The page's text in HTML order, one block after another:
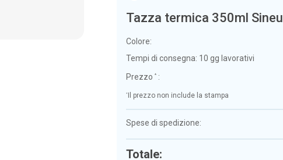
Tazza termica 350ml Sineu
Colore:
Tempi di consegna: 10 gg lavorativi
Prezzo *:
* Il prezzo non include la stampa
Spese di spedizione:
Totale: